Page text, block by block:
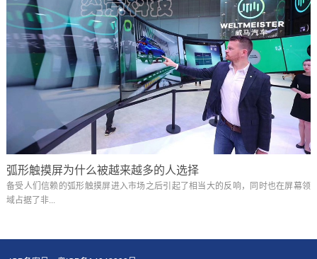
弧形触摸屏为什么被越来越多的人选择
备受人们信赖的弧形触摸屏进入市场之后引起了相当大的反响，同时也在屏幕领
域占据了非...